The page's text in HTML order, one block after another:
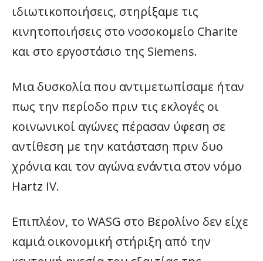
ιδιωτικοποιήσεις, στηρίξαμε τις
κινητοποιήσεις στο νοσοκομείο Charite
και στο εργοστάσιο της Siemens.
Μια δυσκολία που αντιμετωπίσαμε ήταν
πως την περίοδο πριν τις εκλογές οι
κοινωνικοί αγώνες πέρασαν ύφεση σε
αντίθεση με την κατάσταση πριν δυο
χρόνια και τον αγώνα ενάντια στον νόμο
Hartz IV.
Επιπλέον, το WASG στο Βερολίνο δεν είχε
καμιά οικονομική στήριξη από την